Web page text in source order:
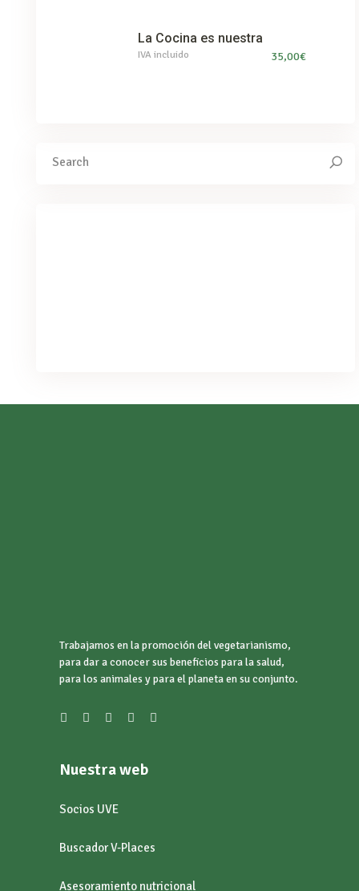
La Cocina es nuestra
35,00€
IVA incluido
Trabajamos en la promoción del vegetarianismo,
para dar a conocer sus beneficios para la salud,
para los animales y para el planeta en su conjunto.
Nuestra web
Socios UVE
Buscador V-Places
Asesoramiento nutricional